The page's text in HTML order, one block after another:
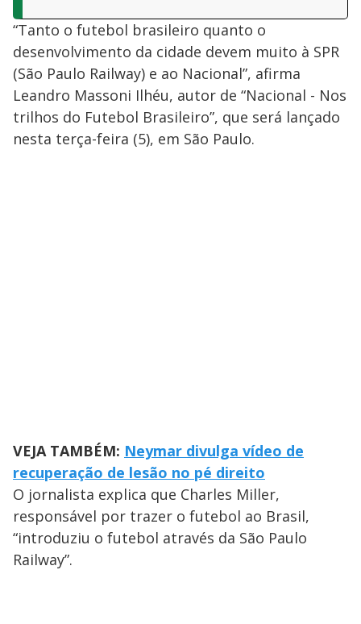
“Tanto o futebol brasileiro quanto o
desenvolvimento da cidade devem muito à SPR
(São Paulo Railway) e ao Nacional”, afirma
Leandro Massoni Ilhéu, autor de “Nacional - Nos
trilhos do Futebol Brasileiro”, que será lançado
nesta terça-feira (5), em São Paulo.
VEJA TAMBÉM: Neymar divulga vídeo de
recuperação de lesão no pé direito
O jornalista explica que Charles Miller,
responsável por trazer o futebol ao Brasil,
“introduziu o futebol através da São Paulo
Railway”.